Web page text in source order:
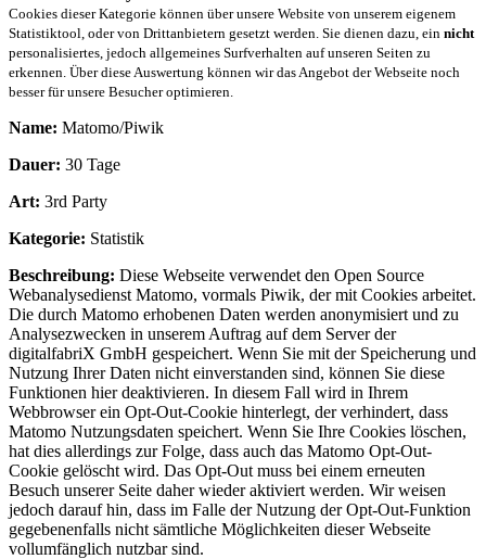
Cookies dieser Kategorie können über unsere Website von unserem eigenem
Statistiktool, oder von Drittanbietern gesetzt werden. Sie dienen dazu, ein nicht
personalisiertes, jedoch allgemeines Surfverhalten auf unseren Seiten zu
erkennen. Über diese Auswertung können wir das Angebot der Webseite noch
besser für unsere Besucher optimieren.
Name: Matomo/Piwik
Dauer: 30 Tage
Art: 3rd Party
Kategorie: Statistik
Beschreibung: Diese Webseite verwendet den Open Source
Webanalysedienst Matomo, vormals Piwik, der mit Cookies arbeitet.
Die durch Matomo erhobenen Daten werden anonymisiert und zu
Analysezwecken in unserem Auftrag auf dem Server der
digitalfabriX GmbH gespeichert. Wenn Sie mit der Speicherung und
Nutzung Ihrer Daten nicht einverstanden sind, können Sie diese
Funktionen hier deaktivieren. In diesem Fall wird in Ihrem
Webbrowser ein Opt-Out-Cookie hinterlegt, der verhindert, dass
Matomo Nutzungsdaten speichert. Wenn Sie Ihre Cookies löschen,
hat dies allerdings zur Folge, dass auch das Matomo Opt-Out-
Cookie gelöscht wird. Das Opt-Out muss bei einem erneuten
Besuch unserer Seite daher wieder aktiviert werden. Wir weisen
jedoch darauf hin, dass im Falle der Nutzung der Opt-Out-Funktion
gegebenenfalls nicht sämtliche Möglichkeiten dieser Webseite
vollumfänglich nutzbar sind.